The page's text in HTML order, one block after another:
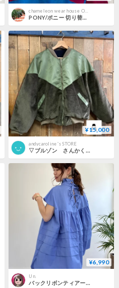
chameleon wear house ONLINE SHOP
PONY/ポニー 切り替えスウェット 90年代 (USED)
¥15,000
andycaroline's STORE
¥6,990
Un.
バックリボンティアードブラウス